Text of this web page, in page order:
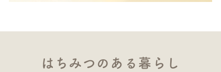
はちみつのある暮らし